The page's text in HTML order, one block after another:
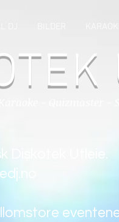
- Quizmaster -
Diskotek Utleie.